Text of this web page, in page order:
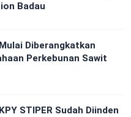
Badau
Diberangkatkan
Perkebunan Sawit
STIPER Sudah Diinden